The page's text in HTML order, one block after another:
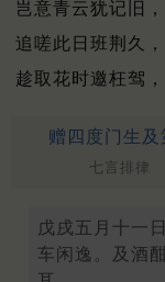
岂意青云犹记旧
追嗟此日班荆久
趁取花时邀枉驾
赠四度门生及
七言排律
戊戌五月十一
车闲逸。及酒